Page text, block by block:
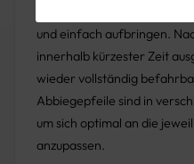
und einfach aufbringen.
innerhalb kürzester Zeit
wieder vollständig
Abbiegepfeile sind in
um sich optimal an die
anzupassen.